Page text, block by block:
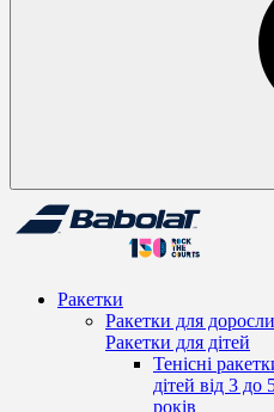
Ракетки
Ракетки для
Ракетки для дітей
Тенісні
дітей від 3 до
років